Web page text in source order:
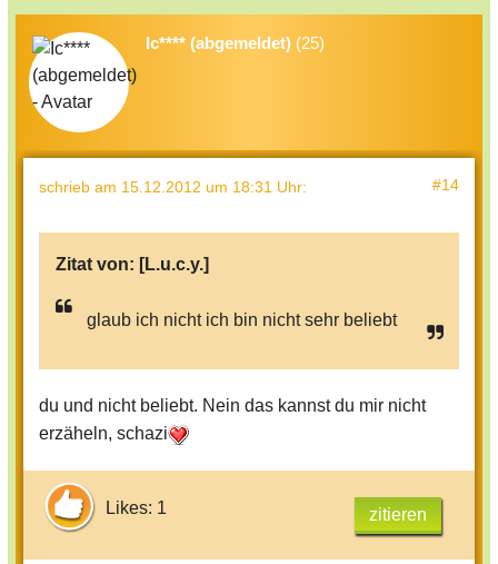
Freundin verbietet ihm
euch zu treffen ;( traurig sowas....
Ic**** (abgemeldet) (25)
schrieb am 15.12.2012 um 18:31 Uhr: #14
Zitat von: [L.u.c.y.]
glaub ich nicht ich bin nicht sehr beliebt
du und nicht beliebt. Nein das kannst du mir nicht
erzäheln, schazi
Likes: 1 zitieren